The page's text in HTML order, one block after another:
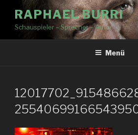
RAPHAEL BURRI
Schauspieler – Sprecher – Autor
Menü